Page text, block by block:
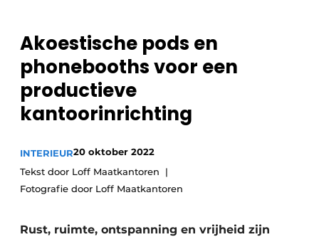
Akoestische pods en
phonebooths voor een
productieve
kantoorinrichting
INTERIEUR20 oktober 2022
Tekst door Loff Maatkantoren
Fotografie door Loff Maatkantoren
Rust, ruimte, ontspanning en vrijheid zijn